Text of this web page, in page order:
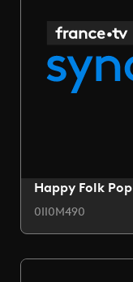
Happy Folk Pop
0II0M490